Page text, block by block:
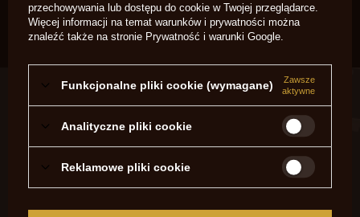
2,19 zł/ szt.
ZAMÓWIENIA
Status zamówienia
Śledzenie przesyłki
Chcę zareklamować produkt
przechowywania lub dostępu do cookie w Twojej przeglądarce.
Więcej informacji na temat warunków i prywatności można
znaleźć także na stronie Prywatność i warunki Google
Funkcjonalne pliki cookie (wymagane)
Zawsze
aktywne
Analityczne pliki cookie
Reklamowe pliki cookie